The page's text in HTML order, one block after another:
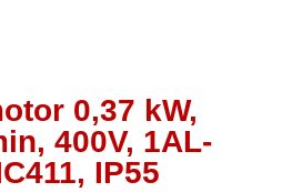
0,37 kW,
400V, 1AL-
IP55